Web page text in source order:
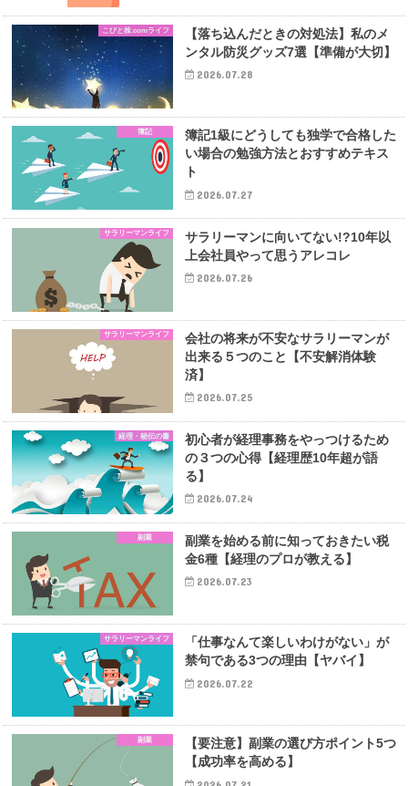
こびと株.comライフ
【落ち込んだときの対処法】私のメ
ンタル防災グッズ7選【準備が大切】
2026.07.28
簿記
簿記1級にどうしても独学で合格した
い場合の勉強方法とおすすめテキス
ト
2026.07.27
サラリーマンライフ
サラリーマンに向いてない!?10年以
上会社員やって思うアレコレ
2026.07.26
サラリーマンライフ
会社の将来が不安なサラリーマンが
出来る５つのこと【不安解消体験
済】
2026.07.25
経理・秘伝の書
初心者が経理事務をやっつけるため
の３つの心得【経理歴10年超が語
る】
2026.07.24
副業
副業を始める前に知っておきたい税
金6種【経理のプロが教える】
2026.07.23
サラリーマンライフ
「仕事なんて楽しいわけがない」が
禁句である3つの理由【ヤバイ】
2026.07.22
副業
【要注意】副業の選び方ポイント5つ
【成功率を高める】